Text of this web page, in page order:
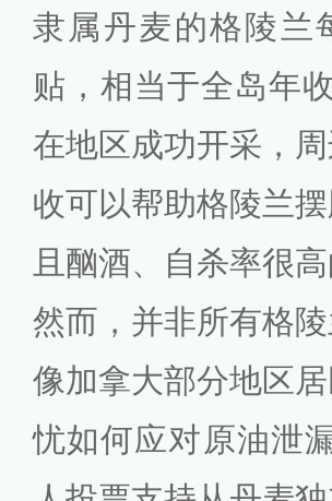
隶属丹麦的格陵兰
贴，相当于全岛年
在地区成功开采，
收可以帮助格陵兰
且酗酒、自杀率很
然而，并非所有格
像加拿大部分地区
忧如何应对原油泄